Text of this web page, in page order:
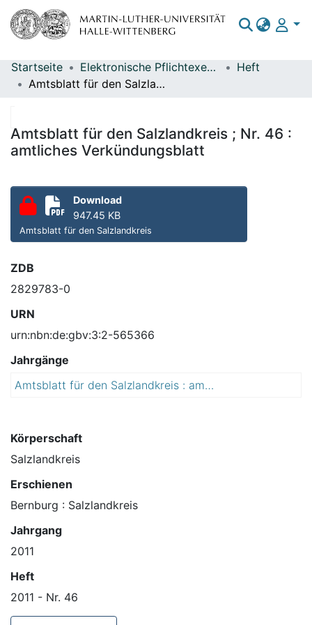
Bereiche & Sammlungen
Statistiken
Startseite Elektronische Pflichtexemplare
Heft
Amtsblatt für den Salzlandkreis ; Nr. 46 : amtliches Verkündungsblatt
Amtsblatt für den Salzlandkreis ; Nr. 46 :
amtliches Verkündungsblatt
Download
947.45 KB
Amtsblatt für den Salzlandkreis
ZDB
2829783-0
URN
urn:nbn:de:gbv:3:2-565366
Jahrgänge
Amtsblatt für den Salzlandkreis : amtliches Verkündungsblatt
Körperschaft
Salzlandkreis
Erschienen
Bernburg : Salzlandkreis
Jahrgang
2011
Heft
2011 - Nr. 46